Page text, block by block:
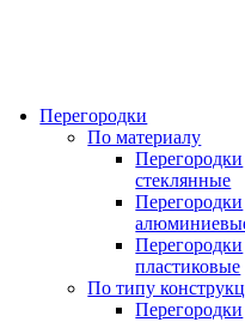
Перегородки
По материалу
Перегородки
стеклянные
Перегородки
Перегородки
пластиковые
По типу
Перегородки